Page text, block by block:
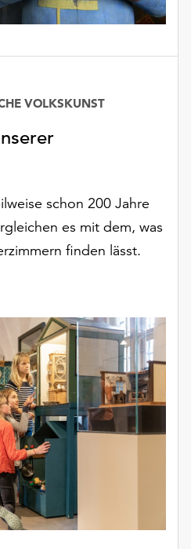
VOLKSKUNST
schon 200 Jahre
es mit dem, was
finden lässt.